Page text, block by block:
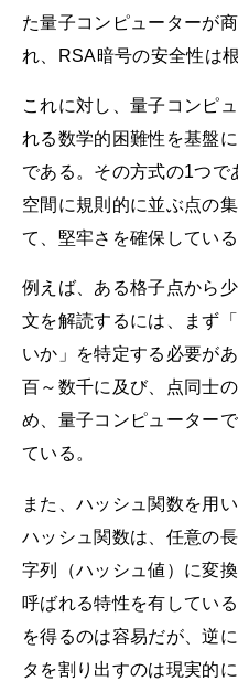
た量子コンピューターが
れ、RSA暗号の安全性は
これに対し、量子コンピ
れる数学的困難性を基盤
である。その方式の1つで
空間に規則的に並ぶ点の
て、堅牢さを確保している
例えば、ある格子点から
文を解読するには、まず
いか」を特定する必要が
百～数千に及び、点同士
め、量子コンピューター
ている。
また、ハッシュ関数を用
ハッシュ関数は、任意の
字列（ハッシュ値）に変
呼ばれる特性を有してい
を得るのは容易だが、逆
タを割り出すのは現実的